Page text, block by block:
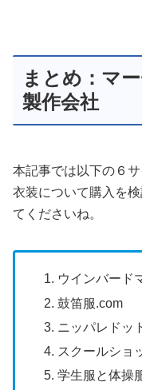
まとめ：マ
製作会社
本記事では以下の６
衣装について購入を
てくださいね。
ウインバード
鼓笛服.com
ニッパレドッ
スクールショ
学生服と体操